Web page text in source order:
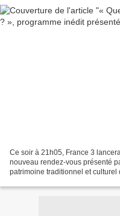
Ce soir à 21h05, France 3
nouveau rendez-vous présenté
patrimoine traditionnel et culturel